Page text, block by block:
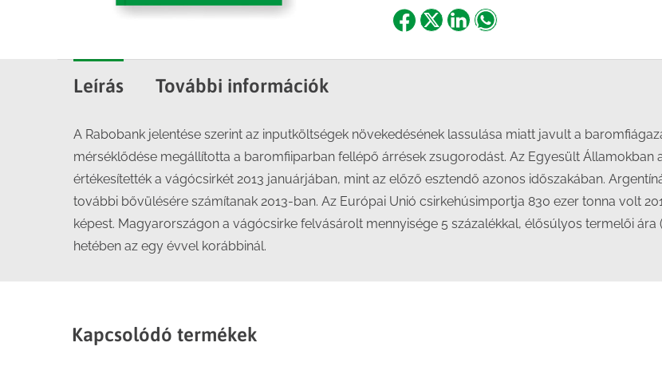
ShareShareShareShare
Leírás További információk
A Rabobank jelentése szerint az inputköltségek növekedésének lassulása miatt javult a
mérséklődése megállította a baromfiiparban fellépő árrések zsugorodást. Az Egyesült Államokban
értékesítették a vágócsirkét 2013 januárjában, mint az előző esztendő azonos időszakában.
további bővülésére számítanak 2013-ban. Az Európai Unió csirkehúsimportja 830 ezer tonna volt
képest. Magyarországon a vágócsirke felvásárolt mennyisége 5 százalékkal, élősúlyos termelői
hetében az egy évvel korábbinál.
Kapcsolódó termékek